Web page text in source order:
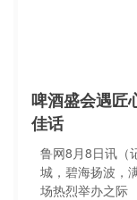
啤酒盛会遇匠
佳话
鲁网8月8日讯（
城，碧海扬波，
场热烈举办之际